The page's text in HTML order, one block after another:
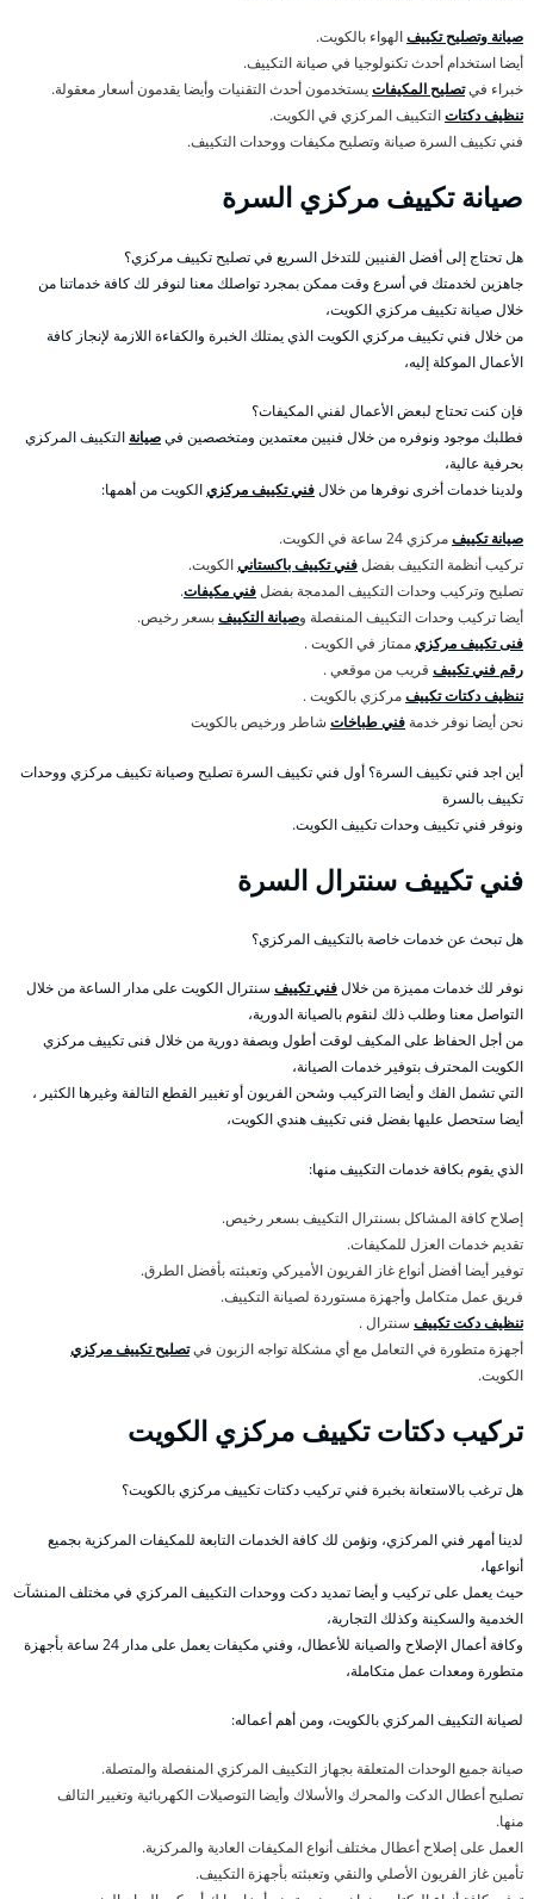
صيانة وتصليح تكييفالهواء بالكويت.
أيضا استخدام أحدث تكنولوجيا في صيانة التكييف.
خبراء فيتصليح المكيفاتيستخدمون أحدث التقنيات وأيضا يقدمون أسعار معقولة.
تنظيف دكتاتالتكييف المركزي في الكويت.
فني تكييف السرة صيانة وتصليح مكيفات ووحدات التكييف.
صيانة تكييف مركزي السرة
هل تحتاج إلى أفضل الفنيين للتدخل السريع في تصليح تكييف مركزي؟
جاهزين لخدمتك في أسرع وقت ممكن بمجرد تواصلك معنا لنوفر لك كافة خدماتنا من
خلال صيانة تكييف مركزي الكويت،
من خلال فني تكييف مركزي الكويت الذي يمتلك الخبرة والكفاءة اللازمة لإنجاز كافة
الأعمال الموكلة إليه،
فإن كنت تحتاج لبعض الأعمال لفني المكيفات؟
فطلبك موجود ونوفره من خلال فنيين معتمدين ومتخصصين فيصيانة التكييف المركزي
بحرفية عالية،
ولدينا خدمات أخرى نوفرها من خلالفني تكييف مركزيالكويت من أهمها:
صيانة تكييفمركزي 24 ساعة في الكويت.
تركيب أنظمة التكييف بفضلفني تكييف باكستانيالكويت.
تصليح وتركيب وحدات التكييف المدمجة بفضلفني مكيفات.
أيضا تركيب وحدات التكييف المنفصلة وصيانة التكييفبسعر رخيص.
فنى تكييف مركزيممتاز في الكويت .
رقم فني تكييف قريب من موقعي .
تنظيف دكتات تكييفمركزي بالكويت .
نحن أيضا نوفر خدمة فني طباخات شاطر ورخيص بالكويت
أين اجد فني تكييف السرة؟ أول فني تكييف السرة تصليح وصيانة تكييف مركزي ووحدات
تكييف بالسرة
ونوفر فني تكييف وحدات تكييف الكويت.
فني تكييف سنترال السرة
هل تبحث عن خدمات خاصة بالتكييف المركزي؟
نوفر لك خدمات مميزة من خلالفني تكييف سنترال الكويت على مدار الساعة من خلال
التواصل معنا وطلب ذلك لنقوم بالصيانة الدورية،
من أجل الحفاظ على المكيف لوقت أطول وبصفة دورية من خلال فنى تكييف مركزي
الكويت المحترف بتوفير خدمات الصيانة،
التي تشمل الفك و أيضا التركيب وشحن الفريون أو تغيير القطع التالفة وغيرها الكثير ،
أيضا ستحصل عليها بفضل فنى تكييف هندي الكويت،
الذي يقوم بكافة خدمات التكييف منها:
إصلاح كافة المشاكل بسنترال التكييف بسعر رخيص.
تقديم خدمات العزل للمكيفات.
توفير أيضا أفضل أنواع غاز الفريون الأميركي وتعبئته بأفضل الطرق.
فريق عمل متكامل وأجهزة مستوردة لصيانة التكييف.
تنظيف دكت تكييف سنترال .
أجهزة متطورة في التعامل مع أي مشكلة تواجه الزبون فيتصليح تكييف مركزي
الكويت.
تركيب دكتات تكييف مركزي الكويت
هل ترغب بالاستعانة بخبرة فني تركيب دكتات تكييف مركزي بالكويت؟
لدينا أمهر فني المركزي، ونؤمن لك كافة الخدمات التابعة للمكيفات المركزية بجميع
أنواعها،
حيث يعمل على تركيب و أيضا تمديد دكت ووحدات التكييف المركزي في مختلف المنشآت
الخدمية والسكينة وكذلك التجارية،
وكافة أعمال الإصلاح والصيانة للأعطال، وفني مكيفات يعمل على مدار 24 ساعة بأجهزة
متطورة ومعدات عمل متكاملة،
لصيانة التكييف المركزي بالكويت، ومن أهم أعماله:
صيانة جميع الوحدات المتعلقة بجهاز التكييف المركزي المنفصلة والمتصلة.
تصليح أعطال الدكت والمحرك والأسلاك وأيضا التوصيلات الكهربائية وتغيير التالف
منها.
العمل على إصلاح أعطال مختلف أنواع المكيفات العادية والمركزية.
تأمين غاز الفريون الأصلي والنقي وتعبئته بأجهزة التكييف.